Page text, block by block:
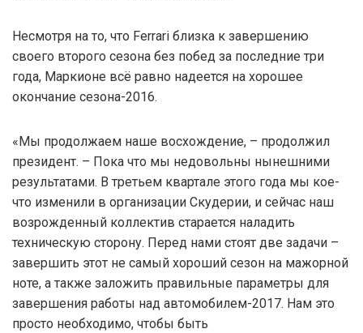
Несмотря на то, что Ferrari близка к завершению
своего второго сезона без побед за последние три
года, Маркионе всё равно надеется на хорошее
окончание сезона-2016.
«Мы продолжаем наше восхождение, – продолжил
президент. – Пока что мы недовольны нынешними
результатами. В третьем квартале этого года мы кое-
что изменили в организации Скудерии, и сейчас наш
возрожденный коллектив старается наладить
техническую сторону. Перед нами стоят две задачи –
завершить этот не самый хороший сезон на мажорной
ноте, а также заложить правильные параметры для
завершения работы над автомобилем-2017. Нам это
просто необходимо, чтобы быть